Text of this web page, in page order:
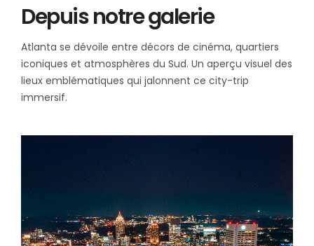
Depuis notre galerie
Atlanta se dévoile entre décors de cinéma, quartiers
iconiques et atmosphères du Sud. Un aperçu visuel des
lieux emblématiques qui jalonnent ce city-trip
immersif.